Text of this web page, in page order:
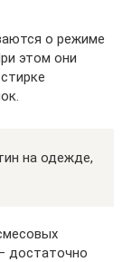
о режиме
этом они
на одежде,
достаточно